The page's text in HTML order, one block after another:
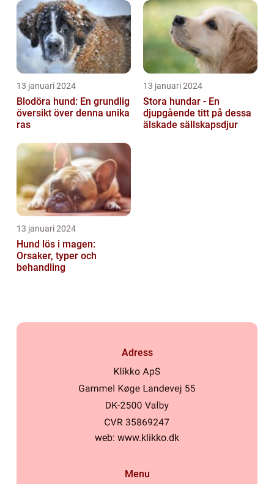
13 januari 2024
Blodöra hund: En grundlig
översikt över denna unika
ras
13 januari 2024
Stora hundar - En
djupgående titt på dessa
älskade sällskapsdjur
13 januari 2024
Hund lös i magen:
Orsaker, typer och
behandling
Adress
web: www.klikko.dk
Menu